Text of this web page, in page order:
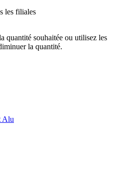
les filiales
quantité souhaitée ou utilisez les
la quantité.
Alu